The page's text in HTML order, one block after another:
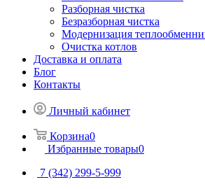
Разборная чистка
Безразборная чистка
Модернизация
Очистка котлов
Доставка и оплата
Блог
Контакты
Личный кабинет
Корзина0
Избранные товары0
7 (342) 299-5-999